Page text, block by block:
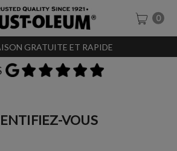
GRATUITE ET RAPIDE
0
VOUS